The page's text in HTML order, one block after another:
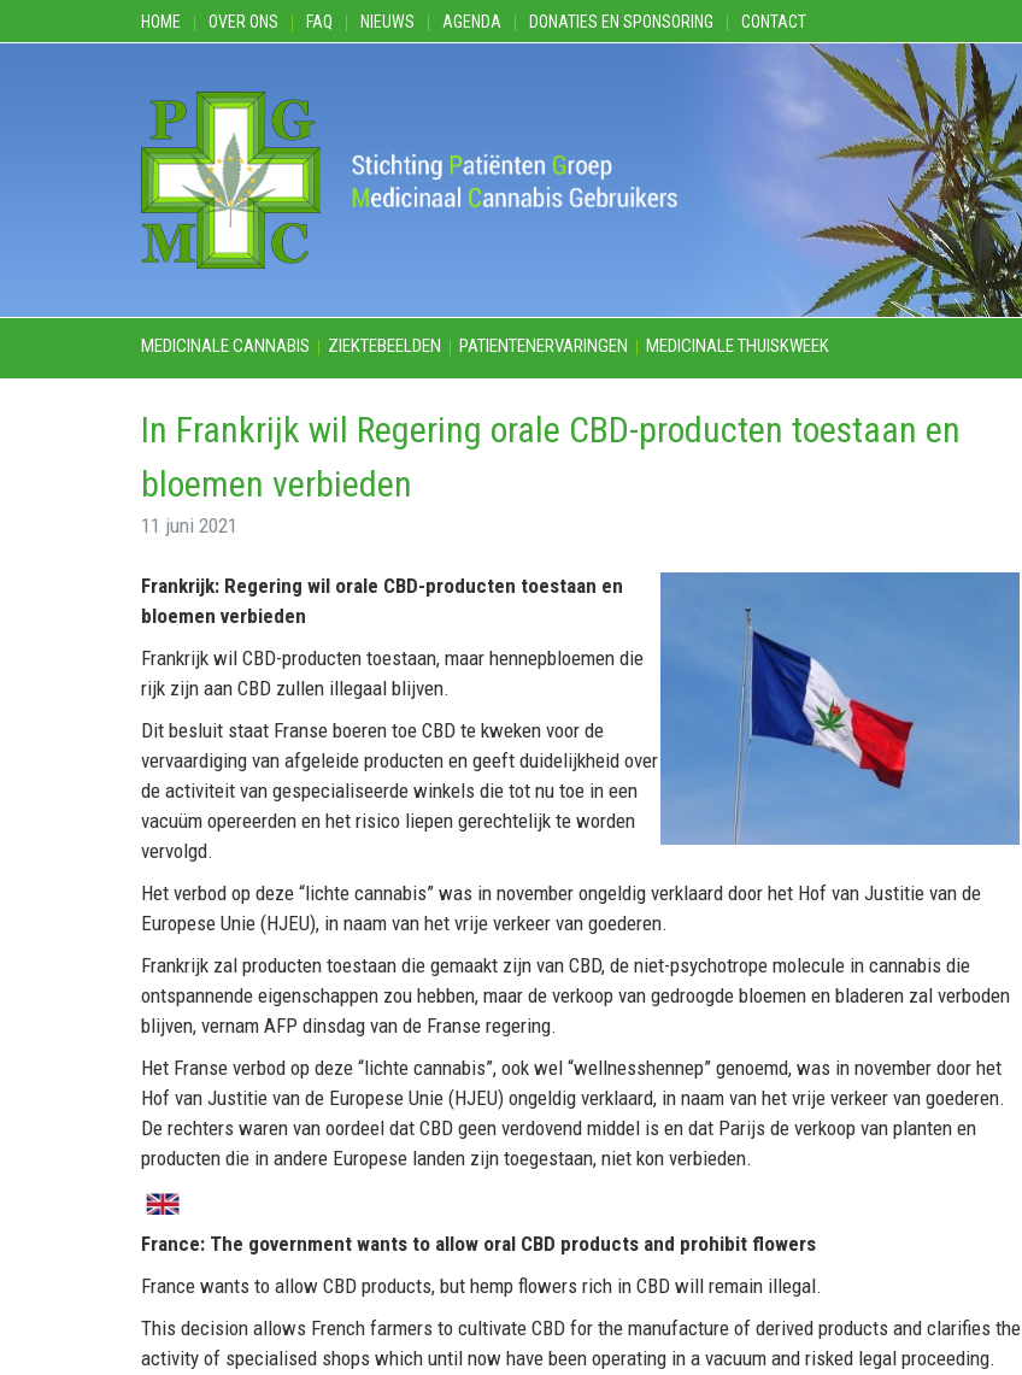
HOME OVER ONS FAQ NIEUWS AGENDA DONATIES EN SPONSORING CONTACT
MEDICINALE CANNABIS ZIEKTEBEELDEN PATIENTENERVARINGEN MEDICINALE THUISKWEEK
In Frankrijk wil Regering orale CBD-producten toestaan en
bloemen verbieden
11 juni 2021
Frankrijk: Regering wil orale CBD-producten toestaan en
bloemen verbieden
Frankrijk wil CBD-producten toestaan, maar hennepbloemen die
rijk zijn aan CBD zullen illegaal blijven.
Dit besluit staat Franse boeren toe CBD te kweken voor de
vervaardiging van afgeleide producten en geeft duidelijkheid over
de activiteit van gespecialiseerde winkels die tot nu toe in een
vacuüm opereerden en het risico liepen gerechtelijk te worden
vervolgd.
Het verbod op deze “lichte cannabis” was in november ongeldig verklaard door het Hof van Justitie van de
Europese Unie (HJEU), in naam van het vrije verkeer van goederen.
Frankrijk zal producten toestaan die gemaakt zijn van CBD, de niet-psychotrope molecule in cannabis die
ontspannende eigenschappen zou hebben, maar de verkoop van gedroogde bloemen en bladeren zal verboden
blijven, vernam AFP dinsdag van de Franse regering.
Het Franse verbod op deze “lichte cannabis”, ook wel “wellnesshennep” genoemd, was in november door het
Hof van Justitie van de Europese Unie (HJEU) ongeldig verklaard, in naam van het vrije verkeer van goederen.
De rechters waren van oordeel dat CBD geen verdovend middel is en dat Parijs de verkoop van planten en
producten die in andere Europese landen zijn toegestaan, niet kon verbieden.
France: The government wants to allow oral CBD products and prohibit flowers
France wants to allow CBD products, but hemp flowers rich in CBD will remain illegal.
This decision allows French farmers to cultivate CBD for the manufacture of derived products and clarifies the
activity of specialised shops which until now have been operating in a vacuum and risked legal proceeding.